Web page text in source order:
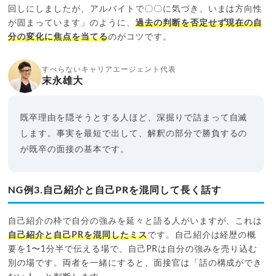
回しにしましたが、アルバイトで〇〇に気づき、いまは方向性
が固まっています」のように、 過去の判断を否定せず現在の自
分の変化に焦点を当てるのがコツです。
すべらないキャリアエージェント代表
末永雄大
既卒理由を隠そうとする人ほど、深掘りで詰まって自滅
します。事実を最短で出して、解釈の部分で勝負するの
が既卒の面接の基本です。
NG例3.自己紹介と自己PRを混同して長く話す
自己紹介の枠で自分の強みを延々と語る人がいますが、これは
自己紹介と自己PRを混同したミスです。自己紹介は経歴の概
要を1〜1分半で伝える場で、自己PRは自分の強みを売り込む
別の場です。両者を一緒にすると、面接官は「話の構成ができ